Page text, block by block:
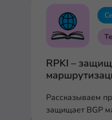
RPKI –
Рассказываем
защищает BGP